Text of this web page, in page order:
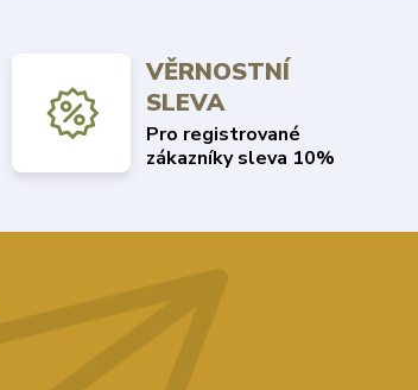
VĚRNOSTNÍ
SLEVA
Pro registrované
zákazníky sleva 10%